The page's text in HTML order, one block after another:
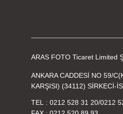
ARAS FOTO Ticaret Limited
ANKARA CADDESİ NO 59/
KARŞISI) (34112) SİRKECİ-
TEL 0212 528 31 20/0212